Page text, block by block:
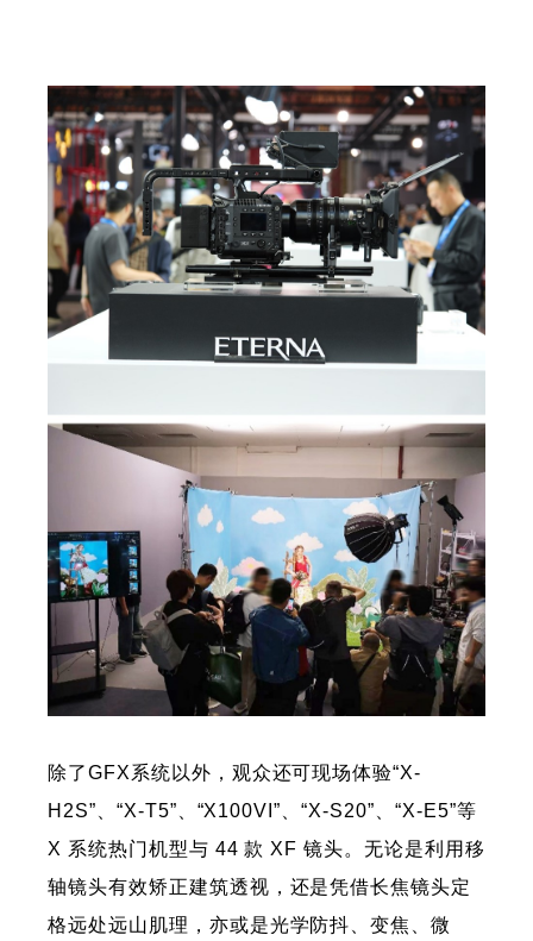
除了GFX系统以外，观众还可现场体验“X-
H2S”、“X-T5”、“X100VI”、“X-S20”、“X-E5”等
X 系统热门机型与 44 款 XF 镜头。无论是利用移
轴镜头有效矫正建筑透视，还是凭借长焦镜头定
格远处远山肌理，亦或是光学防抖、变焦、微